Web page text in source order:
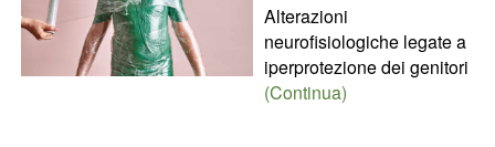
Alterazioni
neurofisiologiche legate a
iperprotezione dei genitori
(Continua)